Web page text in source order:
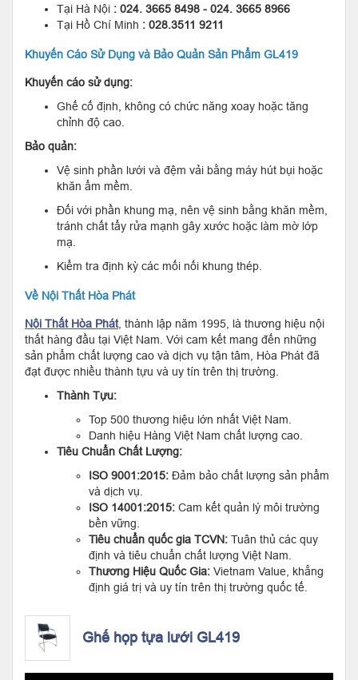
Tại Hà Nội : 024. 3665 8498 - 024. 3665 8966
Tại Hồ Chí Minh : 028.3511 9211
Khuyến Cáo Sử Dụng và Bảo Quản Sản Phẩm GL419
Khuyến cáo sử dụng:
Ghế cố định, không có chức năng xoay hoặc tăng
chỉnh độ cao.
Bảo quản:
Vệ sinh phần lưới và đệm vải bằng máy hút bụi hoặc
khăn ẩm mềm.
Đối với phần khung mạ, nên vệ sinh bằng khăn mềm,
tránh chất tẩy rửa mạnh gây xước hoặc làm mờ lớp
mạ.
Kiểm tra định kỳ các mối nối khung thép.
Về Nội Thất Hòa Phát
Nội Thất Hòa Phát, thành lập năm 1995, là thương hiệu nội
thất hàng đầu tại Việt Nam. Với cam kết mang đến những
sản phẩm chất lượng cao và dịch vụ tận tâm, Hòa Phát đã
đạt được nhiều thành tựu và uy tín trên thị trường.
Thành Tựu:
Top 500 thương hiệu lớn nhất Việt Nam.
Danh hiệu Hàng Việt Nam chất lượng cao.
Tiêu Chuẩn Chất Lượng:
ISO 9001:2015: Đảm bảo chất lượng sản phẩm
và dịch vụ.
ISO 14001:2015: Cam kết quản lý môi trường
bền vững.
Tiêu chuẩn quốc gia TCVN: Tuân thủ các quy
định và tiêu chuẩn chất lượng Việt Nam.
Thương Hiệu Quốc Gia: Vietnam Value, khẳng
định giá trị và uy tín trên thị trường quốc tế.
Ghế họp tựa lưới GL419